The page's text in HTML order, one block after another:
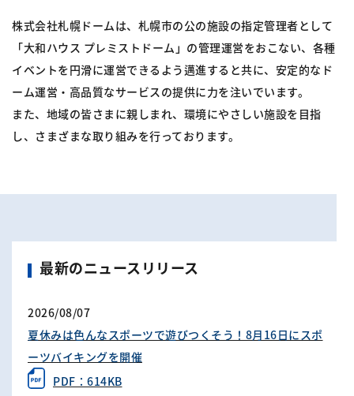
株式会社札幌ドームは、札幌市の公の施設の指定管理者として
「大和ハウス プレミストドーム」の管理運営をおこない、各種
イベントを円滑に運営できるよう邁進すると共に、安定的なド
ーム運営・高品質なサービスの提供に力を注いでいます。
また、地域の皆さまに親しまれ、環境にやさしい施設を目指
し、さまざまな取り組みを行っております。
最新のニュースリリース
2026/08/07
夏休みは色んなスポーツで遊びつくそう！8月16日にスポ
ーツバイキングを開催
PDF：614KB